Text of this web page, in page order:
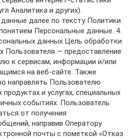
Аналитика и других).
далее по тексту Политики
Персональные данные. 4.
данных Цель обработки
Пользователя — предоставление
к сервисам, информации и/или
на веб-сайте. Также
направлять Пользователю
и услугах, специальных
событиях. Пользователь
от получения
направив Оператору
почты с пометкой «Отказ